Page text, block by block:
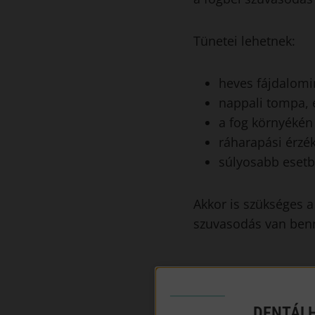
Tünetei lehetnek:
heves
nappali tompa,
a fog
ráharapási
súlyosabb
Akkor is szükséges a
szuvasodás van
A
A gyökérkezelést